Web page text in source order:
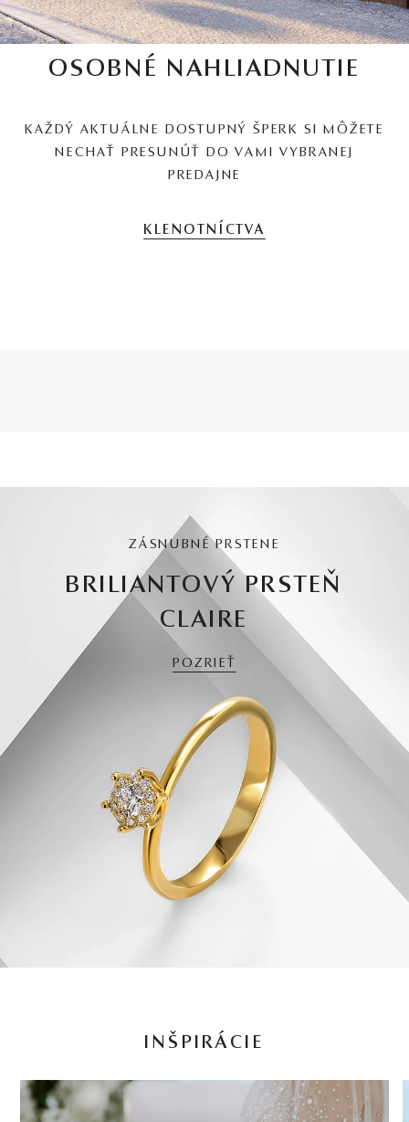
OSOBNÉ NAHLIADNUTIE
KAŽDÝ AKTUÁLNE DOSTUPNÝ ŠPERK SI MÔŽETE
NECHAŤ PRESUNÚŤ DO VAMI VYBRANEJ
PREDAJNE
KLENOTNÍCTVA
ZÁSNUBNÉ PRSTENE
BRILIANTOVÝ PRSTEŇ
CLAIRE
POZRIEŤ
INŠPIRÁCIE